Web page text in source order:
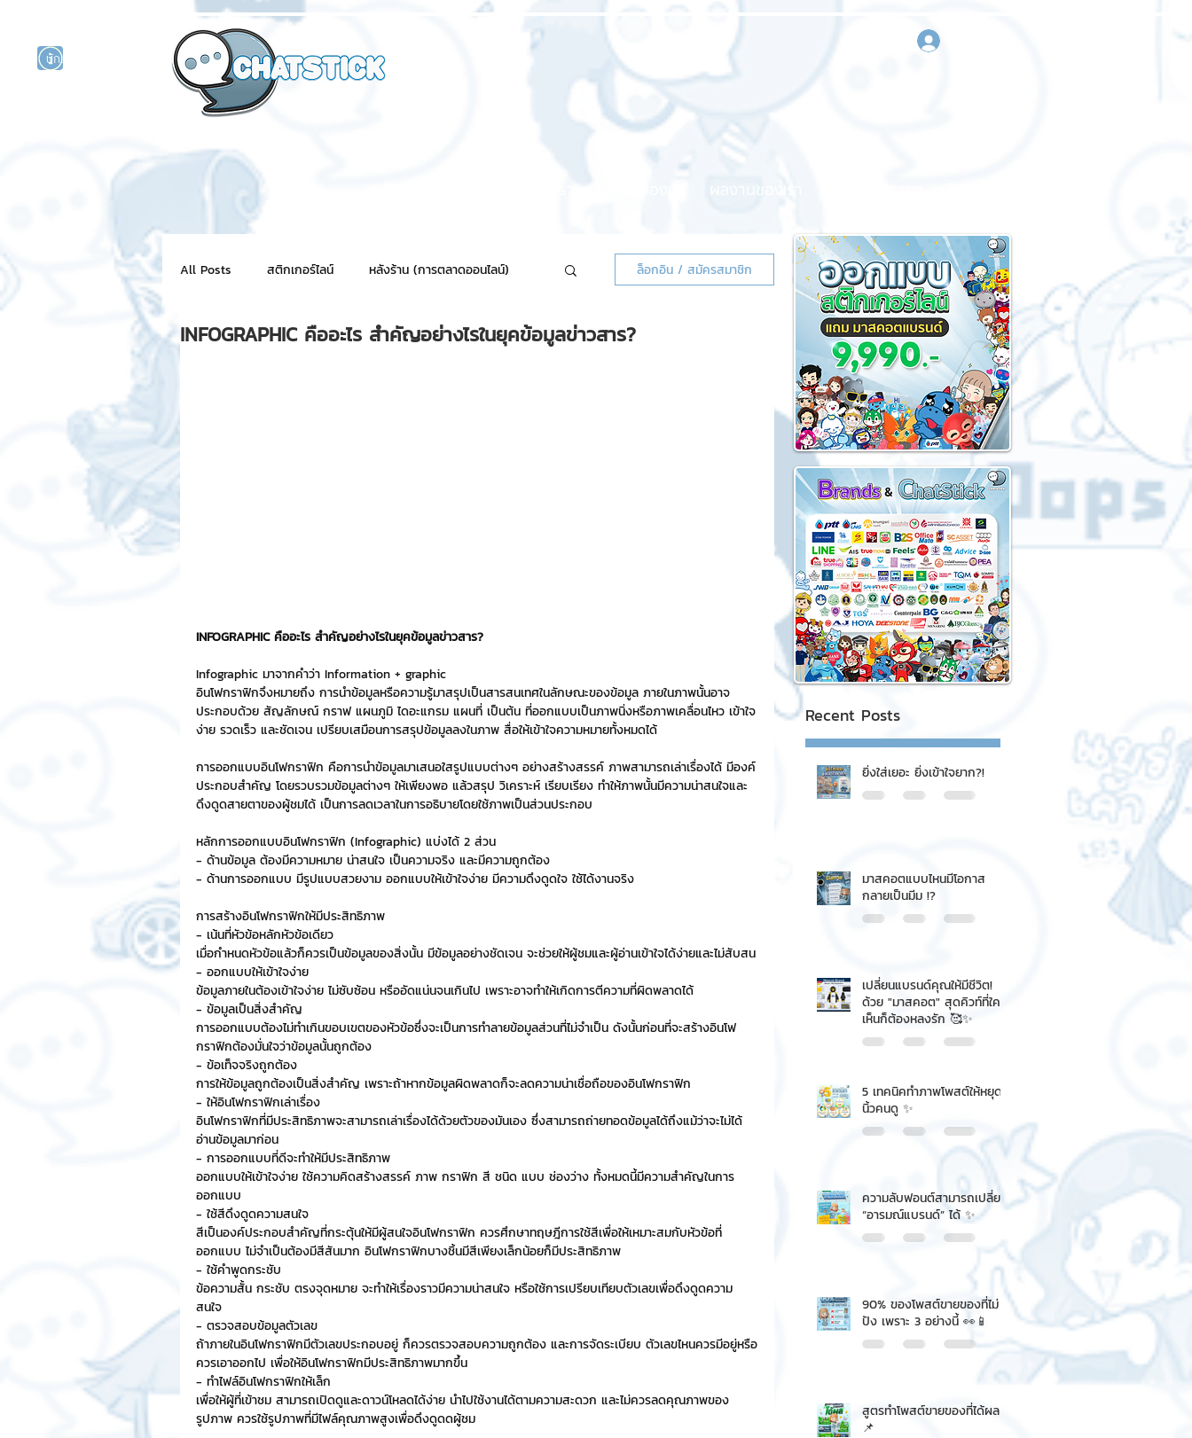
นักแสดงศิลปิน
ผลงานของเรา
All Posts สติกเกอร์ไลน์ หลังร้าน (การตลาดออนไลน์)
NFT for BRAND สติ๊กเกอร์ไลน์แจกฟรี
เทคนิคสาระ IT NFT และ Cryptocurrency
รีวิวเกมส์จาก ChatStick ChatStick NFT Collection
Chat Bot เวบไซต์ รวมบริการ Event Sticker
Sponsored Sticker มาสคอต
มาสคอต 3D
ล็อกอิน / สมัครสมาชิก
INFOGRAPHIC คืออะไร สำคัญอย่างไรในยุคข้อมูลข่าวสาร?
INFOGRAPHIC คืออะไร สำคัญอย่างไรในยุคข้อมูลข่าวสาร?
Infographic มาจากคำว่า Information + graphic
อินโฟกราฟิกจึงหมายถึง การนำข้อมูลหรือความรู้มาสรุปเป็นสารสนเทศในลักษณะของข้อมูล ภายในภาพนั้นอาจ
ประกอบด้วย สัญลักษณ์ กราฟ แผนภูมิ ไดอะแกรม แผนที่ เป็นต้น ที่ออกแบบเป็นภาพนิ่งหรือภาพเคลื่อนไหว เข้าใจ
ง่าย รวดเร็ว และชัดเจน เปรียบเสมือนการสรุปข้อมูลลงในภาพ สื่อให้เข้าใจความหมายทั้งหมดได้
การออกแบบอินโฟกราฟิก คือการนำข้อมูลมาเสนอใสรูปแบบต่างๆ อย่างสร้างสรรค์ ภาพสามารถเล่าเรื่องได้ มีองค์
ประกอบสำคัญ โดยรวบรวมข้อมูลต่างๆ ให้เพียงพอ แล้วสรุป วิเคราะห์ เรียบเรียง ทำให้ภาพนั้นมีความน่าสนใจและ
ดึงดูดสายตาของผู้ชมได้ เป็นการลดเวลาในการอธิบายโดยใช้ภาพเป็นส่วนประกอบ
หลักการออกแบบอินโฟกราฟิก (Infographic) แบ่งได้ 2 ส่วน
- ด้านข้อมูล ต้องมีความหมาย น่าสนใจ เป็นความจริง และมีความถูกต้อง
- ด้านการออกแบบ มีรูปแบบสวยงาม ออกแบบให้เข้าใจง่าย มีความดึงดูดใจ ใช้ได้งานจริง
การสร้างอินโฟกราฟิกให้มีประสิทธิภาพ
- เน้นที่หัวข้อหลักหัวข้อเดียว
เมื่อกำหนดหัวข้อแล้วก็ควรเป็นข้อมูลของสิ่งนั้น มีข้อมูลอย่างชัดเจน จะช่วยให้ผู้ชมและผู้อ่านเข้าใจได้ง่ายและไม่สับสน
- ออกแบบให้เข้าใจง่าย
ข้อมูลภายในต้องเข้าใจง่าย ไม่ซับซ้อน หรืออัดแน่นจนเกินไป เพราะอาจทำให้เกิดการตีความที่ผิดพลาดได้
- ข้อมูลเป็นสิ่งสำคัญ
การออกแบบต้องไม่ทำเกินขอบเขตของหัวข้อซึ่งจะเป็นการทำลายข้อมูลส่วนที่ไม่จำเป็น ดังนั้นก่อนที่จะสร้างอินโฟ
กราฟิกต้องมั่นใจว่าข้อมูลนั้นถูกต้อง
- ข้อเท็จจริงถูกต้อง
การให้ข้อมูลถูกต้องเป็นสิ่งสำคัญ เพราะถ้าหากข้อมูลผิดพลาดก็จะลดความน่าเชื่อถือของอินโฟกราฟิก
- ให้อินโฟกราฟิกเล่าเรื่อง
อินโฟกราฟิกที่มีประสิทธิภาพจะสามารถเล่าเรื่องได้ด้วยตัวของมันเอง ซึ่งสามารถถ่ายทอดข้อมูลได้ถึงแม้ว่าจะไม่ได้
อ่านข้อมูลมาก่อน
- การออกแบบที่ดีจะทำให้มีประสิทธิภาพ
ออกแบบให้เข้าใจง่าย ใช้ความคิดสร้างสรรค์ ภาพ กราฟิก สี ชนิด แบบ ช่องว่าง ทั้งหมดนี้มีความสำคัญในการ
ออกแบบ
- ใช้สีดึงดูดความสนใจ
สีเป็นองค์ประกอบสำคัญที่กระตุ้นให้มีผู้สนใจอินโฟกราฟิก ควรศึกษาทฤษฎีการใช้สีเพื่อให้เหมาะสมกับหัวข้อที่
ออกแบบ ไม่จำเป็นต้องมีสีสันมาก อินโฟกราฟิกบางชิ้นมีสีเพียงเล็กน้อยก็มีประสิทธิภาพ
- ใช้คำพูดกระชับ
ข้อความสั้น กระชับ ตรงจุดหมาย จะทำให้เรื่องราวมีความน่าสนใจ หรือใช้การเปรียบเทียบตัวเลขเพื่อดึงดูดความ
สนใจ
- ตรวจสอบข้อมูลตัวเลข
ถ้าภายในอินโฟกราฟิกมีตัวเลขประกอบอยู่ ก็ควรตรวจสอบความถูกต้อง และการจัดระเบียบ ตัวเลขไหนควรมีอยู่หรือ
ควรเอาออกไป เพื่อให้อินโฟกราฟิกมีประสิทธิภาพมากขึ้น
- ทำไฟล์อินโฟกราฟิกให้เล็ก
เพื่อให้ผู้ที่เข้าชม สามารถเปิดดูและดาวน์โหลดได้ง่าย นำไปใช้งานได้ตามความสะดวก และไม่ควรลดคุณภาพของ
รูปภาพ ควรใช้รูปภาพที่มีไฟล์คุณภาพสูงเพื่อดึงดูดดผู้ชม
Recent Posts
ยิ่งใส่เยอะ ยิ่งเข้าใจยาก?!
มาสคอตแบบไหนมีโอกาส
กลายเป็นมีม !?
เปลี่ยนแบรนด์คุณให้มีชีวิต!
ด้วย "มาสคอต" สุดคิวท์ที่ใคร
เห็นก็ต้องหลงรัก 🥰✨
5 เทคนิคทำภาพโพสต์ให้หยุด
นิ้วคนดู ✨
ความลับฟอนต์สามารถเปลี่ยน
“อารมณ์แบรนด์” ได้ ✨
90% ของโพสต์ขายของที่ไม่
ปัง เพราะ 3 อย่างนี้ 👀📱
สูตรทำโพสต์ขายของที่ได้ผล
📌